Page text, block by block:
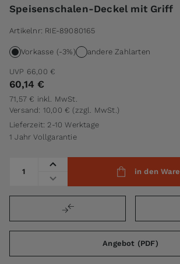
Speisenschalen-Deckel mit Griff
Artikelnr: RIE-89080165
Vorkasse (-3%) andere Zahlarten
UVP 66,00 €
60,14 €
71,57 € inkl. MwSt.
Versand: 10,00 € (zzgl. MwSt.)
Lieferzeit: 2-10 Werktage
1 Jahr Vollgarantie
in den
Angebot (PDF)